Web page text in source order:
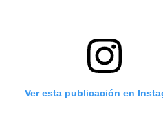
Ver esta publicación en